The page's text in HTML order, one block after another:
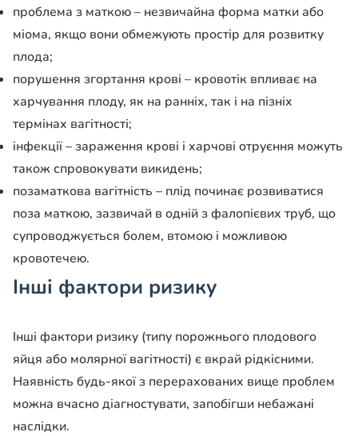
проблема з маткою – незвичайна форма матки або
міома, якщо вони обмежують простір для розвитку
плода;
порушення згортання крові – кровотік впливає на
харчування плоду, як на ранніх, так і на пізніх
термінах вагітності;
інфекції – зараження крові і харчові отруєння можуть
також спровокувати викидень;
позаматкова вагітність – плід починає розвиватися
поза маткою, зазвичай в одній з фалопієвих труб, що
супроводжується болем, втомою і можливою
кровотечею.
Інші фактори ризику
Інші фактори ризику (типу порожнього плодового
яйця або молярної вагітності) є вкрай рідкісними.
Наявність будь-якої з перерахованих вище проблем
можна вчасно діагностувати, запобігши небажані
наслідки.